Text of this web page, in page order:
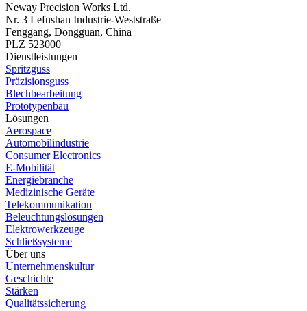
Neway Precision Works Ltd.
Nr. 3 Lefushan Industrie-Weststraße
Fenggang, Dongguan, China
PLZ 523000
Dienstleistungen
Spritzguss
Präzisionsguss
Blechbearbeitung
Prototypenbau
Lösungen
Aerospace
Automobilindustrie
Consumer Electronics
E-Mobilität
Energiebranche
Medizinische Geräte
Telekommunikation
Beleuchtungslösungen
Elektrowerkzeuge
Schließsysteme
Über uns
Unternehmenskultur
Geschichte
Stärken
Qualitätssicherung